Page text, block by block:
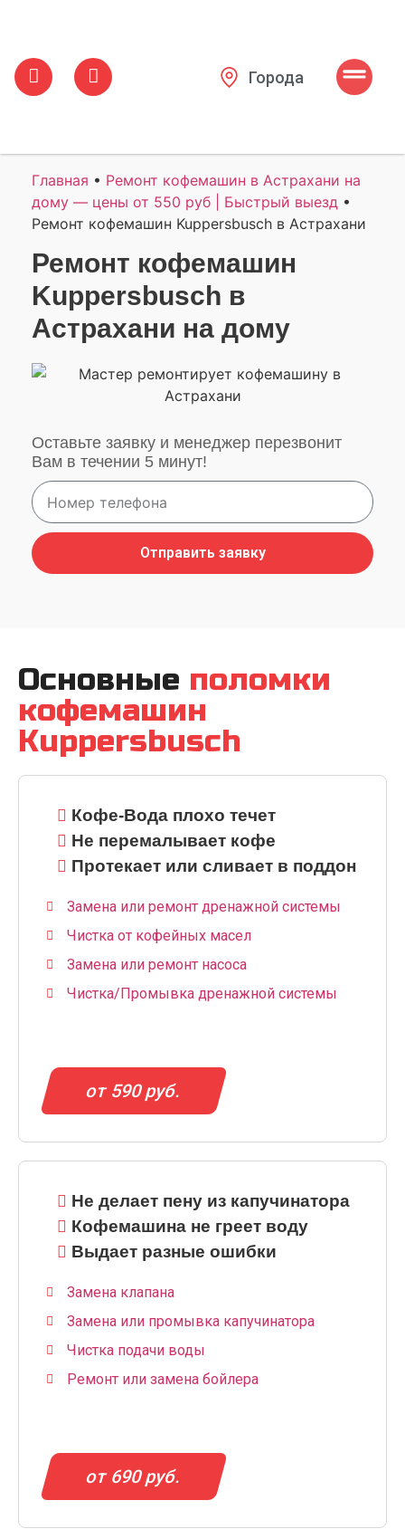
Города
Главная • Ремонт кофемашин в Астрахани на
дому — цены от 550 руб | Быстрый выезд •
Ремонт кофемашин Kuppersbusch в Астрахани
Ремонт кофемашин
Kuppersbusch в
Астрахани на дому
Оставьте заявку и менеджер перезвонит
Вам в течении 5 минут!
Отправить заявку
Основные поломки
кофемашин
Kuppersbusch
Кофе-Вода плохо течет
Не перемалывает кофе
Протекает или сливает в поддон
Замена или ремонт дренажной системы
Чистка от кофейных масел
Замена или ремонт насоса
Чистка/Промывка дренажной системы
от 590 руб.
Не делает пену из капучинатора
Кофемашина не греет воду
Выдает разные ошибки
Замена клапана
Замена или промывка капучинатора
Чистка подачи воды
Ремонт или замена бойлера
от 690 руб.